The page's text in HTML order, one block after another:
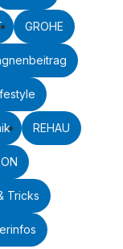
GROHE
REHAU
Tricks